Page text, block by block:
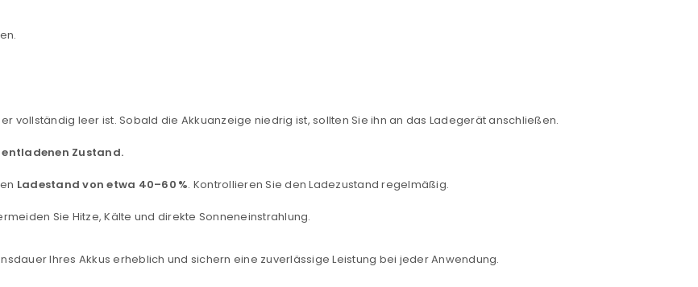
WP Captcha
Ein Link zum Erstellen eines neuen Passworts wird an deine E-
vollständig leer ist. Sobald die Akkuanzeige niedrig ist, sollten Sie ihn an das Ladegerät anschließen.
Zustand.
Ladestand von etwa 40–60 %. Kontrollieren Sie den Ladezustand regelmäßig.
Sie Hitze, Kälte und direkte Sonneneinstrahlung.
Ihres Akkus erheblich und sichern eine zuverlässige Leistung bei jeder Anwendung.